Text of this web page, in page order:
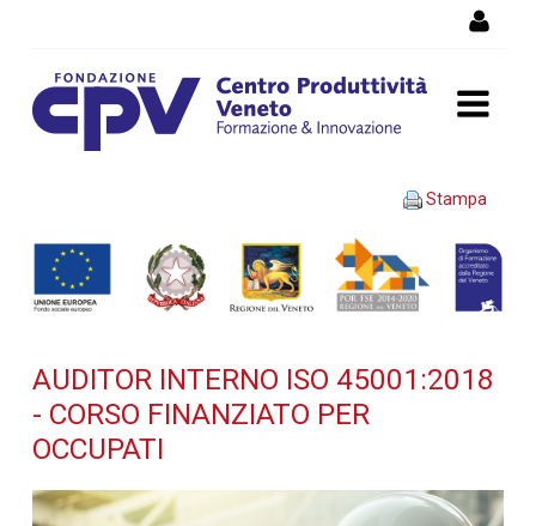
AUDITOR INTERNO ISO
45001:2018 - Corso
finanziato per occupati -
formazione
Stampa
AUDITOR INTERNO ISO 45001:2018
- CORSO FINANZIATO PER
OCCUPATI